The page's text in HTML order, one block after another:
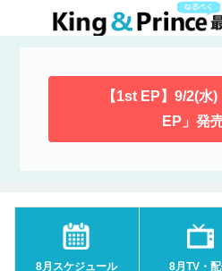
【1st EP】9/2(
EP」発
8月スケジュール 8月TV・